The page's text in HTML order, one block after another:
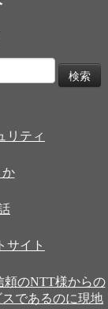
リティ
か
サイト
のNTT様からの
であるのに現地